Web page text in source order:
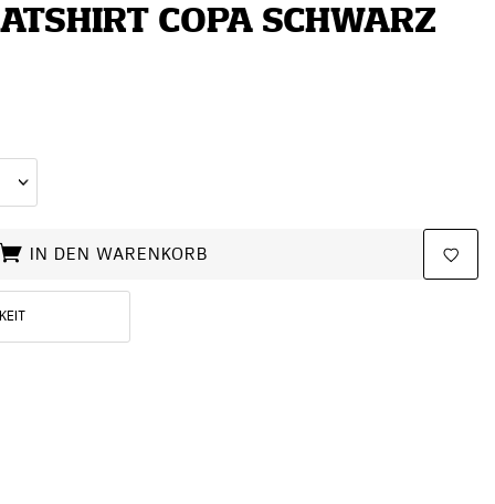
COPA SCHWARZ
IN DEN WARENKORB